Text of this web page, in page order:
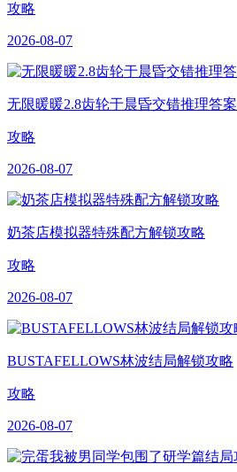
攻略
2026-08-07
无限暖暖2.8齿轮于晨昏交错推理答案
攻略
2026-08-07
奶茶店模拟器特殊配方解锁攻略
攻略
2026-08-07
BUSTAFELLOWS林波结局解锁攻略
攻略
2026-08-07